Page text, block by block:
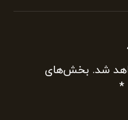
شد. بخش‌های
*